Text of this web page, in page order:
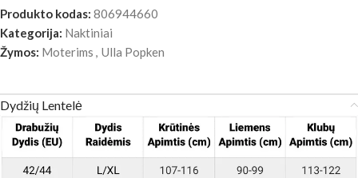
Produkto kodas: 806944660
Kategorija: Naktiniai
Žymos: Moterims Ulla Popken
Dydžių Lentelė